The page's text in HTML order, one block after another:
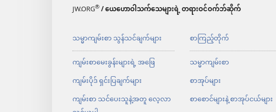
JW.ORG®/ ယေဟောဝါသက်သေများရဲ့ တရားဝင်ဝက်ဘ်ဆိုက်
သမ္မာကျမ်းစာ သွန်သင်ချက်များ
ကျမ်းစာမေးခွန်းများရဲ့ အဖြေ
ကျမ်းပိုဒ် ရှင်းပြချက်များ
ကျမ်းစာ သင်ပေးသူနဲ့အတူ လေ့လာ
စာကြည့်တိုက်
သမ္မာကျမ်းစာ
စာအုပ်များ
စာစောင်များနဲ့ စာအုပ်ငယ်များ